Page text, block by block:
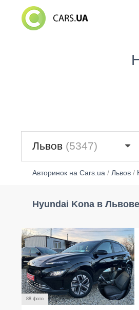
Львов (5347)
Авторинок на Cars.ua/ Львов/
Hyundai Kona в Львове
88 фото